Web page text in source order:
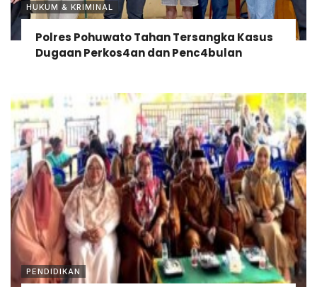
HUKUM & KRIMINAL
Polres Pohuwato Tahan Tersangka Kasus
Dugaan Perkos4an dan Penc4bulan
PENDIDIKAN